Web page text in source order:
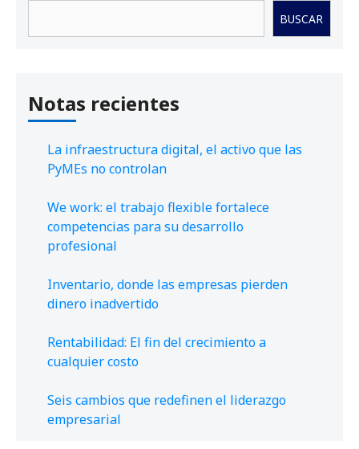
BUSCAR
Notas recientes
La infraestructura digital, el activo que las
PyMEs no controlan
We work: el trabajo flexible fortalece
competencias para su desarrollo
profesional
Inventario, donde las empresas pierden
dinero inadvertido
Rentabilidad: El fin del crecimiento a
cualquier costo
Seis cambios que redefinen el liderazgo
empresarial